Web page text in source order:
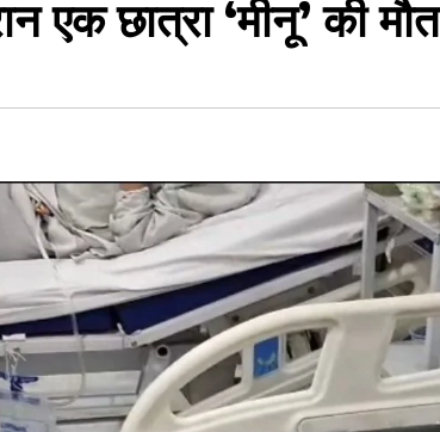
एक छात्रा ‘मीनू’ की मौत